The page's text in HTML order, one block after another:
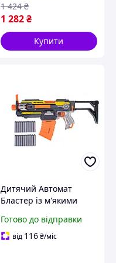
1 282₴
1 424 ₴
Купити
Дитячий Автомат
Бластер із м'якими
Жовтогарячий
Готово до відправки
від 116₴/міс